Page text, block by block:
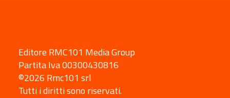
Editore RMC101 Media Group
Partita Iva 00300430816
©2026 Rmc101 srl
Tutti i diritti sono riservati.